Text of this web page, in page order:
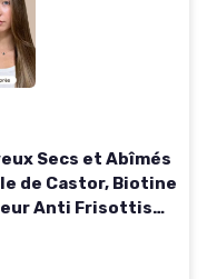
Secs et Abîmés
de Castor, Biotine
Anti Frisottis
1)